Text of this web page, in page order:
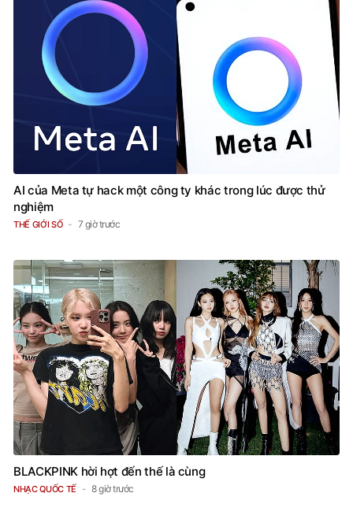
AI của Meta tự hack một công ty khác trong lúc được thử
nghiệm
THẾ GIỚI SỐ 7 giờ trước
BLACKPINK hời hợt đến thế là cùng
NHẠC QUỐC TẾ 8 giờ trước